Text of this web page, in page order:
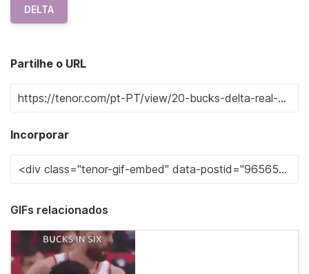
DELTA
Partilhe o URL
Incorporar
GIFs relacionados